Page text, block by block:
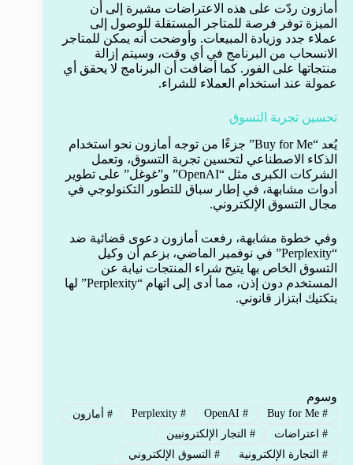
أمازون ردّت على هذه الاعتراضات مشيرة إلى أن
الميزة توفر فرصة للمتاجر المستقلة للوصول إلى
عملاء جدد وزيادة المبيعات. وأوضحت أنه يمكن للمتاجر
الانسحاب من البرنامج في أي وقت، وسيتم إزالة
منتجاتها على الفور. كما أضافت أن البرنامج لا يحقق أي
عمولة عند استخدام العملاء للشراء.
تحسين تجربة التسوق
يُعد “Buy for Me” جزءًا من توجه أمازون نحو استخدام
الذكاء الاصطناعي لتحسين تجربة التسوق، وتعمل
الشركات الكبرى مثل “OpenAI” و”غوغل” على تطوير
أدوات مشابهة، في إطار سباق للتطور التكنولوجي في
مجال التسوق الإلكتروني.
وفي خطوة مشابهة، رفعت أمازون دعوى قضائية ضد
“Perplexity” في نوفمبر الماضي، بزعم أن وكيل
التسوق الخاص بها يتيح شراء المنتجات نيابة عن
المستخدم دون إذن، مما أدى إلى اتهام “Perplexity” لها
بتكتيك ابتزاز قانوني.
وسوم
#
Buy for Me
#
OpenAI
#
Perplexity
# أمازون
#اعتراضات #التجار الإلكترونيين
#التجارة الإلكترونية #التسوق الإلكتروني